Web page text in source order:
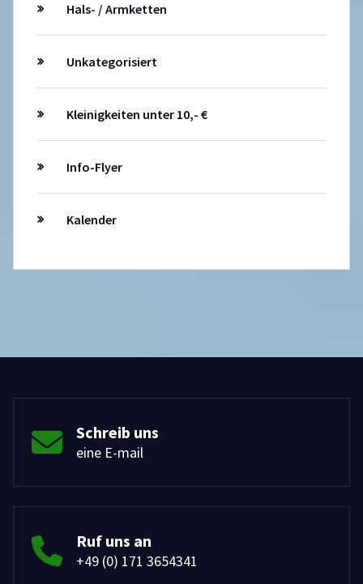
Hals- / Armketten
Unkategorisiert
Kleinigkeiten unter 10,- €
Info-Flyer
Kalender
Schreib uns
eine E-mail
Ruf uns an
+49 (0) 171 3654341